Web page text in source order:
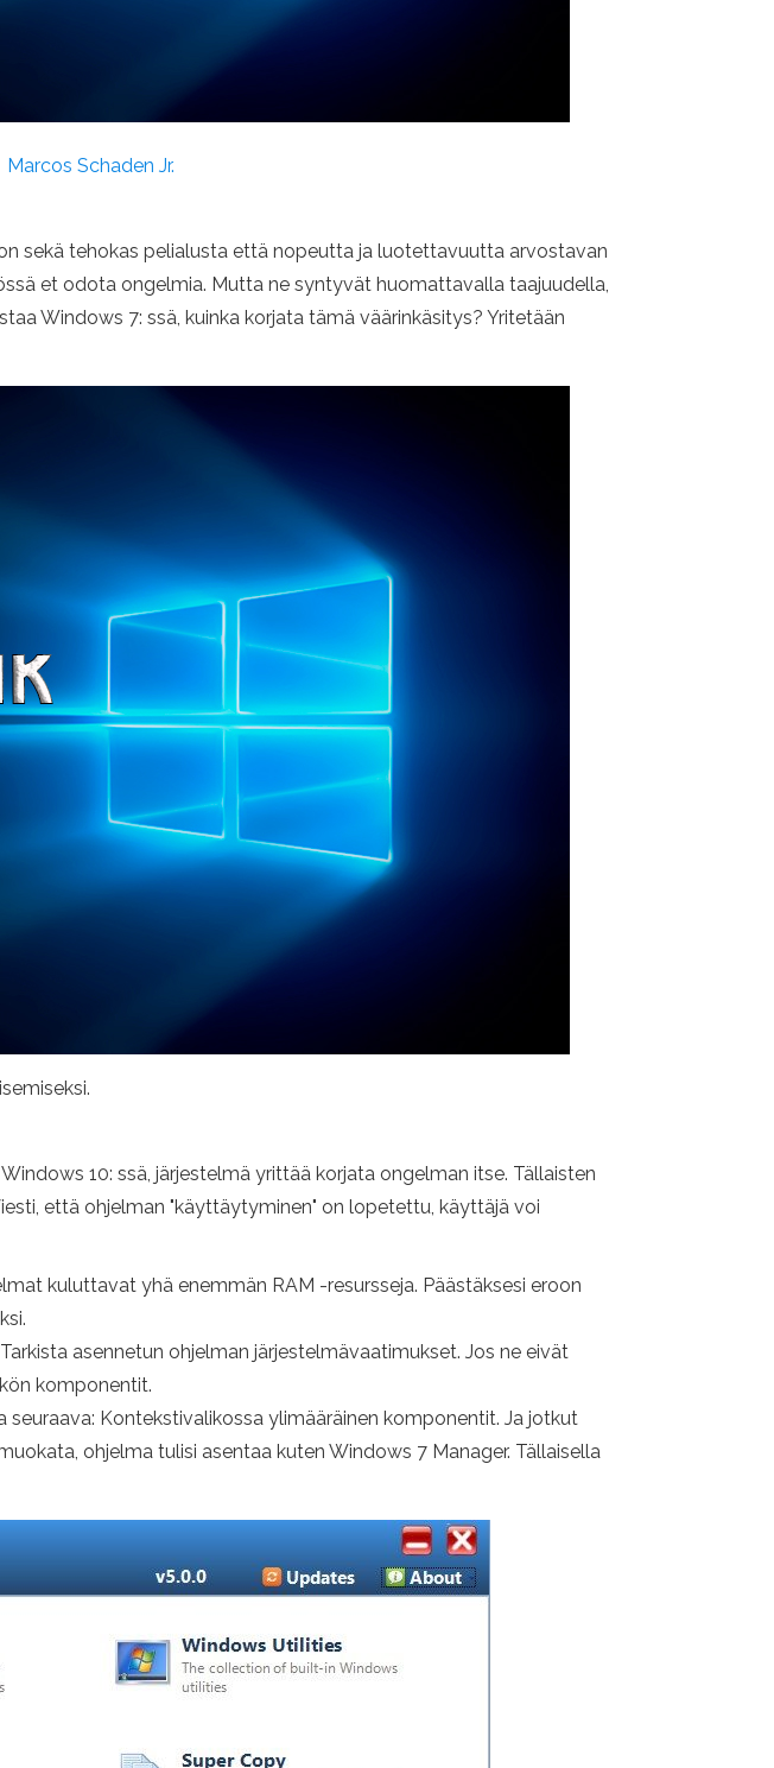
Marcos Schaden Jr.
sekä tehokas pelialusta että nopeutta ja luotettavuutta arvostavan
et odota ongelmia. Mutta ne syntyvät huomattavalla taajuudella,
Windows 7: ssä, kuinka korjata tämä väärinkäsitys? Yritetään
10: ssä, järjestelmä yrittää korjata ongelman itse. Tällaisten
että ohjelman "käyttäytyminen" on lopetettu, käyttäjä voi
kuluttavat yhä enemmän RAM -resursseja. Päästäksesi eroon
asennetun ohjelman järjestelmävaatimukset. Jos ne eivät
komponentit.
Kontekstivalikossa ylimääräinen komponentit. Ja jotkut
ohjelma tulisi asentaa kuten Windows 7 Manager. Tällaisella